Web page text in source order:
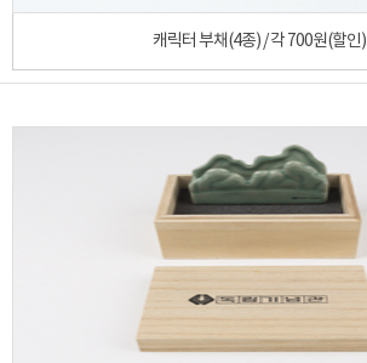
캐릭터 부채(4종) / 각 700원(할인)